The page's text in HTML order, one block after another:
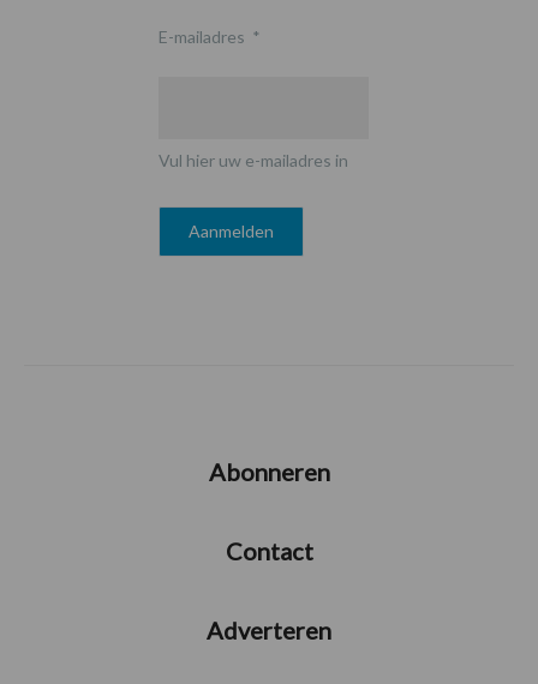
E-mailadres *
Vul hier uw e-mailadres in
Abonneren
Contact
Adverteren